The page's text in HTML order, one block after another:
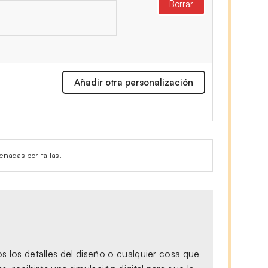
Borrar
Añadir otra personalización
por tallas.
los detalles del diseño o cualquier cosa que